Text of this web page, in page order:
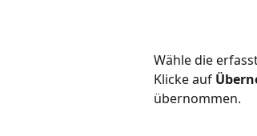
Wähle die
Klicke auf
übernommen.